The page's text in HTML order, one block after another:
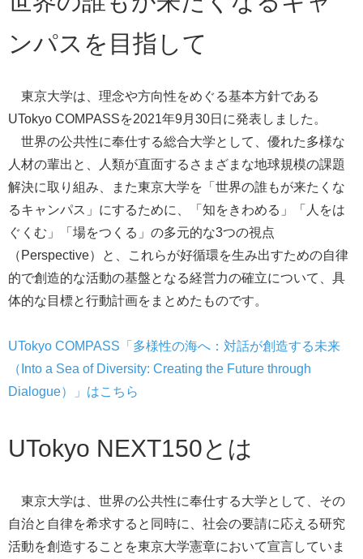
ンパスを目指して
東京大学は、理念や方向性をめぐる基本方針である
UTokyo COMPASSを2021年9月30日に発表しました。
世界の公共性に奉仕する総合大学として、優れた多様な
人材の輩出と、人類が直面するさまざまな地球規模の課題
解決に取り組み、また東京大学を「世界の誰もが来たくな
るキャンパス」にするために、「知をきわめる」「人をは
ぐくむ」「場をつくる」の多元的な3つの視点
（Perspective）と、これらが好循環を生み出すための自律
的で創造的な活動の基盤となる経営力の確立について、具
体的な目標と行動計画をまとめたものです。
UTokyo COMPASS「多様性の海へ：対話が創造する未来
（Into a Sea of Diversity: Creating the Future through
Dialogue）
」はこちら
UTokyo NEXT150とは
東京大学は、世界の公共性に奉仕する大学として、その
自治と自律を希求すると同時に、社会の要請に応える研究
活動を創造することを東京大学憲章において宣言していま